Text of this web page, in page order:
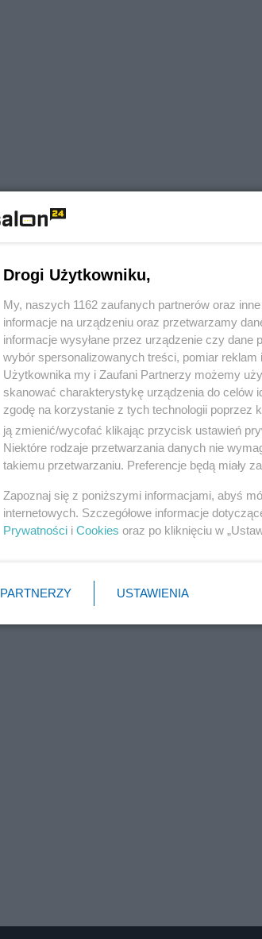
Drogi Użytkowniku,
My, naszych 1162 zaufanych partnerów oraz
informacje na urządzeniu oraz przetwarzamy
informacje wysyłane przez urządzenie czy
wybór spersonalizowanych treści, pomiar reklam
Użytkownika my i Zaufani Partnerzy możemy
skanować charakterystykę urządzenia do celów
zgodę na korzystanie z tych technologii poprzez
ją zmienić/wycofać klikając przycisk ustawień
Niektóre rodzaje przetwarzania danych nie
takiemu przetwarzaniu. Preferencje będą miały
Zapoznaj się z poniższymi informacjami, abyś
internetowych. Szczegółowe informacje
Prywatności i Cookies oraz po kliknięciu w
PARTNERZY USTAWIENIA